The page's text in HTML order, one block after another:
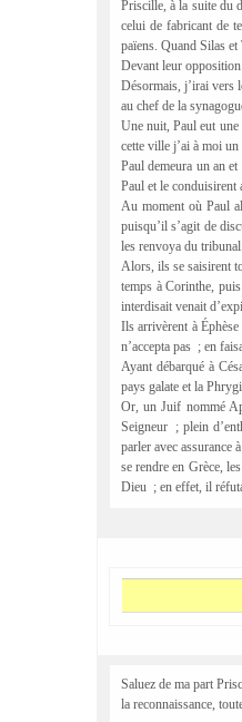
Priscille, à la suite du
celui de fabricant de
païens. Quand Silas
Devant leur
Désormais, j’irai vers
au chef de la
Une nuit, Paul eut
cette ville j’ai à moi
Paul demeura un an
Paul et le conduisirent
Au moment où Paul
puisqu’il s’agit de
les renvoya du tribunal.
Alors, ils se saisirent
temps à Corinthe,
interdisait venait
Ils arrivèrent à Éphèse
n’accepta pas ; en
Ayant débarqué à
pays galate et la
Or, un Juif nommé
Seigneur ; plein
parler avec assurance
se rendre en Grèce,
Dieu ; en effet, il
Saluez de ma part
la reconnaissance,